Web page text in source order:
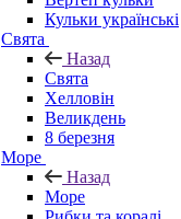
Кульки українські
Свята
Назад
Свята
Хелловін
Великдень
8 березня
Море
Назад
Море